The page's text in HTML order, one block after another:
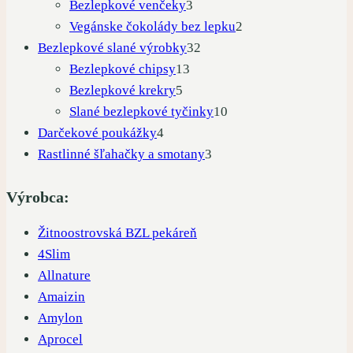
produktov
Bezlepkové venčeky3
produkty
Vegánske čokolády bez lepku2
Bezlepkové slané výrobky32
Bezlepkové chipsy13
Bezlepkové krekry5
produktov
Slané bezlepkové tyčinky10
Darčekové poukážky44
produkty
Rastlinné šľahačky a smotany3
Výrobca:
Žitnoostrovská BZL pekáreň
4Slim
Allnature
Amaizin
Amylon
Aprocel